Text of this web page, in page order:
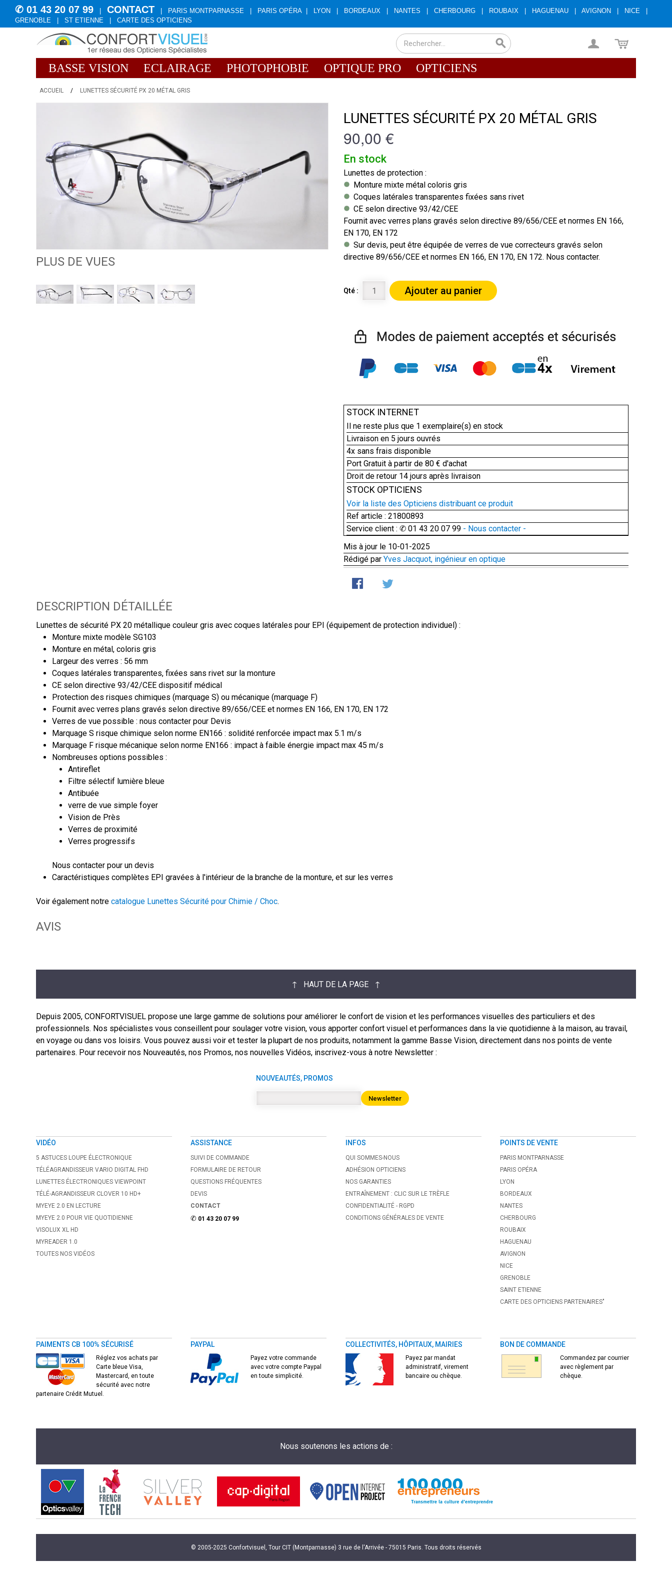
✆ 01 43 20 07 99 CONTACT PARIS MONTPARNASSE PARIS OPÉRA LYON BORDEAUX NANTES CHERBOURG ROUBAIX HAGUENAU AVIGNON NICE
GRENOBLE
ST ETIENNE CARTE DES OPTICIENS
BASSE VISION ECLAIRAGE PHOTOPHOBIE OPTIQUE PRO OPTICIENS
ACCUEIL / LUNETTES SÉCURITÉ PX 20 MÉTAL GRIS
PLUS DE VUES
LUNETTES SÉCURITÉ PX 20 MÉTAL GRIS
90,00 €
En stock
Lunettes de protection :
Monture mixte métal coloris gris
Coques latérales transparentes fixées sans rivet
CE selon directive 93/42/CEE
Fournit avec verres plans gravés selon directive 89/656/CEE et normes EN 166,
EN 170, EN 172
Sur devis, peut être équipée de verres de vue correcteurs gravés selon
directive 89/656/CEE et normes EN 166, EN 170, EN 172. Nous contacter.
Qté : Ajouter au panier
STOCK INTERNET
Il ne reste plus que 1 exemplaire(s) en stock
Livraison en 5 jours ouvrés
4x sans frais disponible
Port Gratuit à partir de 80 € d'achat
Droit de retour 14 jours après livraison
STOCK OPTICIENS
Voir la liste des Opticiens distribuant ce produit
Ref article : 21800893
Service client : ✆ 01 43 20 07 99 - Nous contacter -
Mis à jour le 10-01-2025
Rédigé par Yves Jacquot, ingénieur en optique
DESCRIPTION DÉTAILLÉE
Lunettes de sécurité PX 20 métallique couleur gris avec coques latérales pour EPI (équipement de protection individuel) :
Monture mixte modèle SG103
Monture en métal, coloris gris
Largeur des verres : 56 mm
Coques latérales transparentes, fixées sans rivet sur la monture
CE selon directive 93/42/CEE dispositif médical
Protection des risques chimiques (marquage S) ou mécanique (marquage F)
Fournit avec verres plans gravés selon directive 89/656/CEE et normes EN 166, EN 170, EN 172
Verres de vue possible : nous contacter pour Devis
Marquage S risque chimique selon norme EN166 : solidité renforcée impact max 5.1 m/s
Marquage F risque mécanique selon norme EN166 : impact à faible énergie impact max 45 m/s
Nombreuses options possibles :
Antireflet
Filtre sélectif lumière bleue
Antibuée
verre de vue simple foyer
Vision de Près
Verres de proximité
Verres progressifs
Nous contacter pour un devis
Caractéristiques complètes EPI gravées à l'intérieur de la branche de la monture, et sur les verres
Voir également notre catalogue Lunettes Sécurité pour Chimie / Choc.
AVIS
↑ HAUT DE LA PAGE ↑
Depuis 2005, CONFORTVISUEL propose une large gamme de solutions pour améliorer le confort de vision et les performances visuelles des particuliers et des
professionnels. Nos spécialistes vous conseillent pour soulager votre vision, vous apporter confort visuel et performances dans la vie quotidienne à la maison, au travail,
en voyage ou dans vos loisirs. Vous pouvez aussi voir et tester la plupart de nos produits, notamment la gamme Basse Vision, directement dans nos points de vente
partenaires. Pour recevoir nos Nouveautés, nos Promos, nos nouvelles Vidéos, inscrivez-vous à notre Newsletter :
NOUVEAUTÉS, PROMOS
Newsletter
VIDÉO
5 ASTUCES LOUPE ÉLECTRONIQUE
TÉLÉAGRANDISSEUR VARIO DIGITAL FHD
LUNETTES ÉLECTRONIQUES VIEWPOINT
TÉLÉ-AGRANDISSEUR CLOVER 10 HD+
MYEYE 2.0 EN LECTURE
MYEYE 2.0 POUR VIE QUOTIDIENNE
VISOLUX XL HD
MYREADER 1.0
TOUTES NOS VIDÉOS
ASSISTANCE
SUIVI DE COMMANDE
FORMULAIRE DE RETOUR
QUESTIONS FRÉQUENTES
DEVIS
CONTACT
✆ 01 43 20 07 99
INFOS
QUI SOMMES-NOUS
ADHÉSION OPTICIENS
NOS GARANTIES
ENTRAÎNEMENT : CLIC SUR LE TRÈFLE
CONFIDENTIALITÉ - RGPD
CONDITIONS GÉNÉRALES DE VENTE
POINTS DE VENTE
PARIS MONTPARNASSE
PARIS OPÉRA
LYON
BORDEAUX
NANTES
CHERBOURG
ROUBAIX
HAGUENAU
AVIGNON
NICE
GRENOBLE
SAINT ETIENNE
CARTE DES OPTICIENS PARTENAIRES"
PAIMENTS CB 100% SÉCURISÉ
Réglez vos achats par
Carte bleue Visa,
Mastercard, en toute
sécurité avec notre
partenaire Crédit Mutuel.
PAYPAL
Payez votre commande
avec votre compte Paypal
en toute simplicité.
COLLECTIVITÉS, HÔPITAUX, MAIRIES
Payez par mandat
administratif, virement
bancaire ou chèque.
BON DE COMMANDE
Commandez par courrier
avec règlement par
chèque.
Nous soutenons les actions de :
© 2005-2025 Confortvisuel, Tour CIT (Montparnasse) 3 rue de l'Arrivée - 75015 Paris. Tous droits réservés